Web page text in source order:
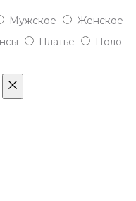
Мужское
Женское
Платье
Поло